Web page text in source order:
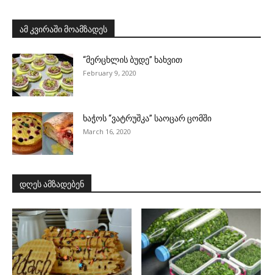
ამ კვირაში მოამზადეს
“მერცხლის ბუდე” ხახვით
February 9, 2020
ხაჭოს “ვატრუშკა” საოცარ ცომში
March 16, 2020
დღეს ამზადებენ